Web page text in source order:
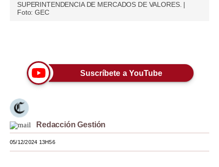
Opinión
Blogs
Lujo
Viajes
SUPERINTENDENCIA DE MERCADOS DE VALORES. |
Foto: GEC
Suscríbete a YouTube
Redacción Gestión
05/12/2024 13H56